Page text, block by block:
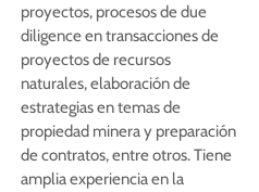
proyectos, procesos de due
diligence en transacciones de
proyectos de recursos
naturales, elaboración de
estrategias en temas de
propiedad minera y preparación
de contratos, entre otros. Tiene
amplia experiencia en la